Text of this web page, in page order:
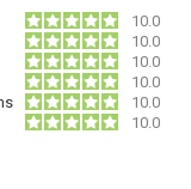
10.0
10.0
10.0
10.0
10.0
10.0